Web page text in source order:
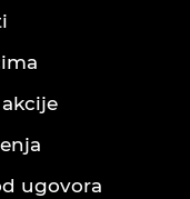
ugovora